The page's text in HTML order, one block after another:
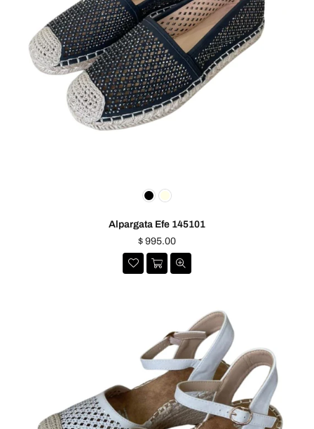
Alpargata Efe 145101
Precio
habitual
$ 995.00